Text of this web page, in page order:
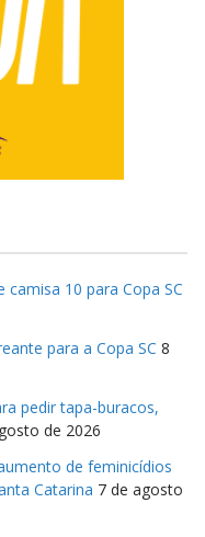
10 para Copa SC
para a Copa SC 8
pedir tapa-buracos,
de 2026
de feminicídios
Catarina 7 de agosto